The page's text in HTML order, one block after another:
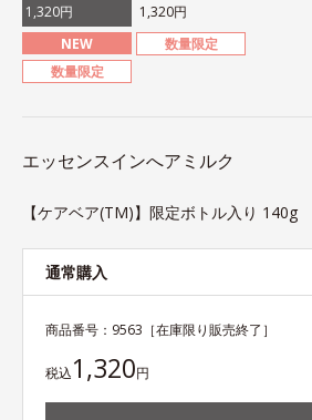
1,320円
NEW
数量限定
1,320円
数量限定
エッセンスインへアミルク
【ケアベア(TM)】限定ボトル入り 140g
通常購入
商品番号： 9563 ［在庫限り販売終了］
税込1,320円